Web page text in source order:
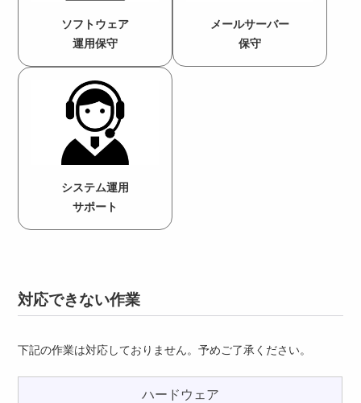
ソフトウェア
運用保守
メールサーバー
保守
システム運用
サポート
対応できない作業
下記の作業は対応しておりません。予めご了承ください。
ハードウェア